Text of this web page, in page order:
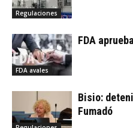
Regulaciones
FDA avales
FDA
Bisio:
Fumadó